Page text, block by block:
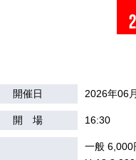
開催日 2026年06
開 場 16:30
一般 6,000